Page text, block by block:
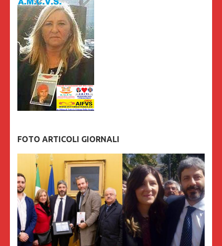
FOTO ARTICOLI GIORNALI